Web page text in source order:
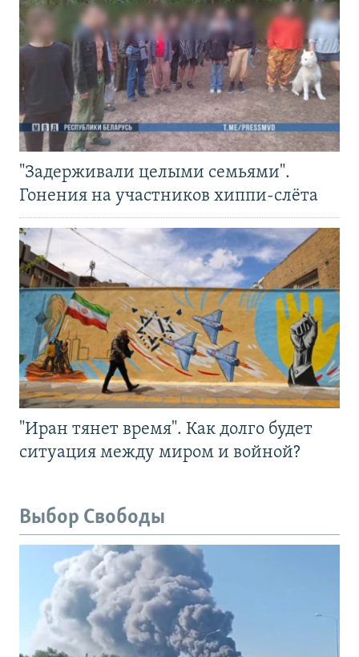
"Задерживали целыми семьями".
Гонения на участников хиппи-слёта
"Иран тянет время". Как долго будет
ситуация между миром и войной?
Выбор Свободы